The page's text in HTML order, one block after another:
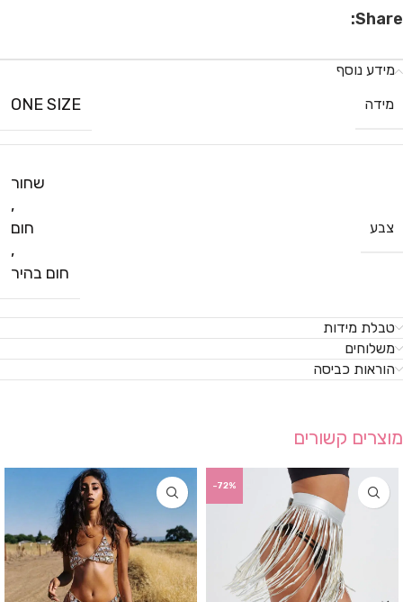
Share:
מידע נוסף
מידה
ONE SIZE
צבע
שחור
,
חום
,
חום בהיר
טבלת מידות
משלוחים
הוראות כביסה
מוצרים קשורים
-72%